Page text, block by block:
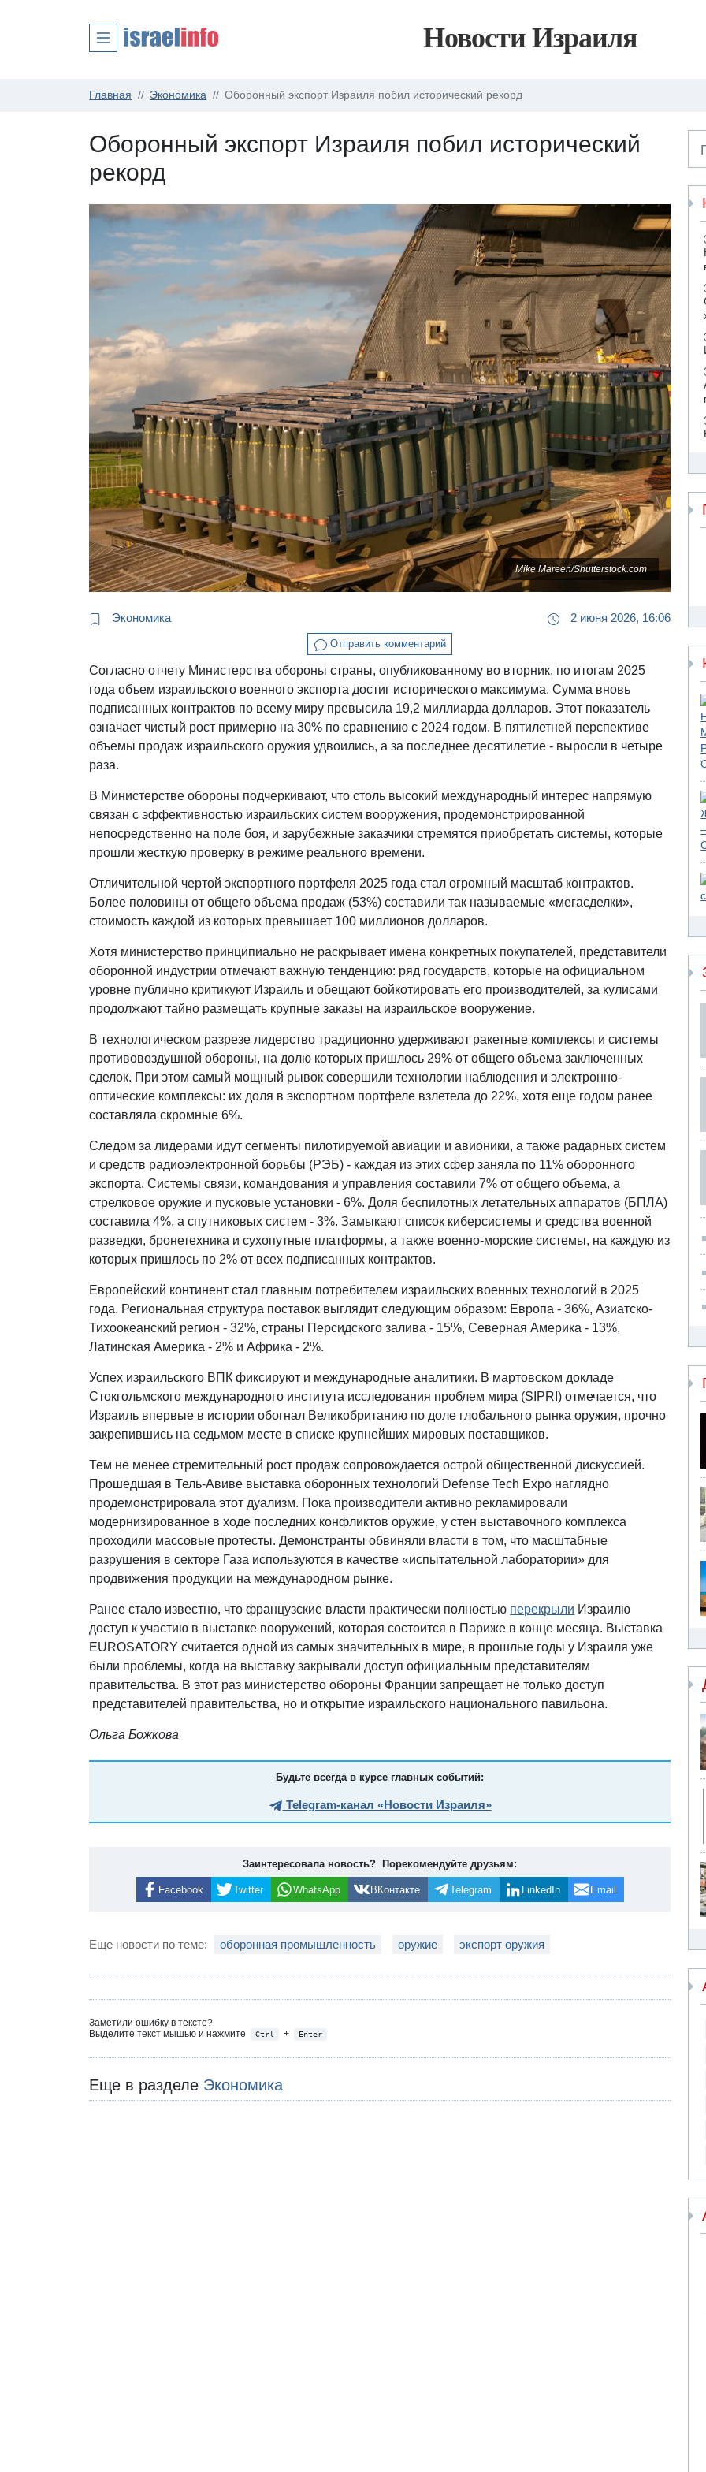
Новости Израиля
Главная Экономика Оборонный экспорт Израиля побил исторический рекорд
Оборонный экспорт Израиля побил исторический
рекорд
Mike Mareen/Shutterstock.com
Экономика 2 июня 2026, 16:06
Отправить комментарий
Согласно отчету Министерства обороны страны, опубликованному во вторник, по итогам 2025
года объем израильского военного экспорта достиг исторического максимума. Сумма вновь
подписанных контрактов по всему миру превысила 19,2 миллиарда долларов. Этот показатель
означает чистый рост примерно на 30% по сравнению с 2024 годом. В пятилетней перспективе
объемы продаж израильского оружия удвоились, а за последнее десятилетие - выросли в четыре
раза.
В Министерстве обороны подчеркивают, что столь высокий международный интерес напрямую
связан с эффективностью израильских систем вооружения, продемонстрированной
непосредственно на поле боя, и зарубежные заказчики стремятся приобретать системы, которые
прошли жесткую проверку в режиме реального времени.
Отличительной чертой экспортного портфеля 2025 года стал огромный масштаб контрактов.
Более половины от общего объема продаж (53%) составили так называемые «мегасделки»,
стоимость каждой из которых превышает 100 миллионов долларов.
Хотя министерство принципиально не раскрывает имена конкретных покупателей, представители
оборонной индустрии отмечают важную тенденцию: ряд государств, которые на официальном
уровне публично критикуют Израиль и обещают бойкотировать его производителей, за кулисами
продолжают тайно размещать крупные заказы на израильское вооружение.
В технологическом разрезе лидерство традиционно удерживают ракетные комплексы и системы
противовоздушной обороны, на долю которых пришлось 29% от общего объема заключенных
сделок. При этом самый мощный рывок совершили технологии наблюдения и электронно-
оптические комплексы: их доля в экспортном портфеле взлетела до 22%, хотя еще годом ранее
составляла скромные 6%.
Следом за лидерами идут сегменты пилотируемой авиации и авионики, а также радарных систем
и средств радиоэлектронной борьбы (РЭБ) - каждая из этих сфер заняла по 11% оборонного
экспорта. Системы связи, командования и управления составили 7% от общего объема, а
стрелковое оружие и пусковые установки - 6%. Доля беспилотных летательных аппаратов (БПЛА)
составила 4%, а спутниковых систем - 3%. Замыкают список киберсистемы и средства военной
разведки, бронетехника и сухопутные платформы, а также военно-морские системы, на каждую из
которых пришлось по 2% от всех подписанных контрактов.
Европейский континент стал главным потребителем израильских военных технологий в 2025
года. Региональная структура поставок выглядит следующим образом: Европа - 36%, Азиатско-
Тихоокеанский регион - 32%, страны Персидского залива - 15%, Северная Америка - 13%,
Латинская Америка - 2% и Африка - 2%.
Успех израильского ВПК фиксируют и международные аналитики. В мартовском докладе
Стокгольмского международного института исследования проблем мира (SIPRI) отмечается, что
Израиль впервые в истории обогнал Великобританию по доле глобального рынка оружия, прочно
закрепившись на седьмом месте в списке крупнейших мировых поставщиков.
Тем не менее стремительный рост продаж сопровождается острой общественной дискуссией.
Прошедшая в Тель-Авиве выставка оборонных технологий Defense Tech Expo наглядно
продемонстрировала этот дуализм. Пока производители активно рекламировали
модернизированное в ходе последних конфликтов оружие, у стен выставочного комплекса
проходили массовые протесты. Демонстранты обвиняли власти в том, что масштабные
разрушения в секторе Газа используются в качестве «испытательной лаборатории» для
продвижения продукции на международном рынке.
Ранее стало известно, что французские власти практически полностью перекрыли Израилю
доступ к участию в выставке вооружений, которая состоится в Париже в конце месяца. Выставка
EUROSATORY считается одной из самых значительных в мире, в прошлые годы у Израиля уже
были проблемы, когда на выставку закрывали доступ официальным представителям
правительства. В этот раз министерство обороны Франции запрещает не только доступ
представителей правительства, но и открытие израильского национального павильона.
Ольга Божкова
Будьте всегда в курсе главных событий:
Telegram-канал «Новости Израиля»
Заинтересовала новость? Порекомендуйте друзьям:
Facebook Twitter WhatsApp ВКонтакте Telegram LinkedIn Email
Еще новости по теме: оборонная промышленность оружие экспорт оружия
Заметили ошибку в тексте?
Выделите текст мышью и нажмите
Ctrl + Enter
Еще в разделе Экономика